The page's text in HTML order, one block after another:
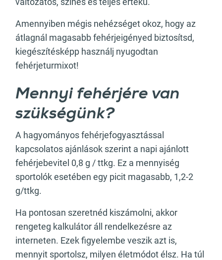
Amennyiben mégis nehézséget okoz, hogy az
átlagnál magasabb fehérjeigényed biztosítsd,
kiegészítésképp használj nyugodtan
fehérjeturmixot!
Mennyi fehérjére van
szükségünk?
A hagyományos fehérjefogyasztással
kapcsolatos ajánlások szerint a napi ajánlott
fehérjebevitel 0,8 g / ttkg. Ez a mennyiség
sportolók esetében egy picit magasabb, 1,2-2
g/ttkg.
Ha pontosan szeretnéd kiszámolni, akkor
rengeteg kalkulátor áll rendelkezésre az
interneten. Ezek figyelembe veszik azt is,
mennyit sportolsz, milyen életmódot élsz. Ha túl